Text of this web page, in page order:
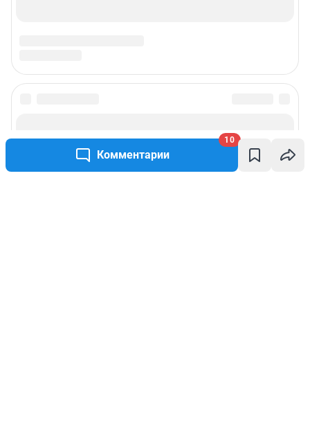
Комментарии
10